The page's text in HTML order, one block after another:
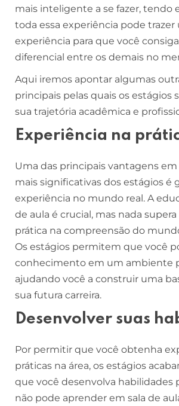
mais inteligente a se fazer, tendo
toda essa experiência pode trazer
experiência para que você
diferencial entre os demais no
Aqui iremos apontar algumas
principais pelas quais os estágios
sua trajetória acadêmica e
Experiência na
Uma das principais vantagens
mais significativas dos estágios é
experiência no mundo real. A
de aula é crucial, mas nada
prática na compreensão do
Os estágios permitem que você
conhecimento em um ambiente
ajudando você a construir uma
sua futura carreira.
Desenvolver suas
Por permitir que você obtenha
práticas na área, os estágios
que você desenvolva habilidades
não pode aprender em sala de